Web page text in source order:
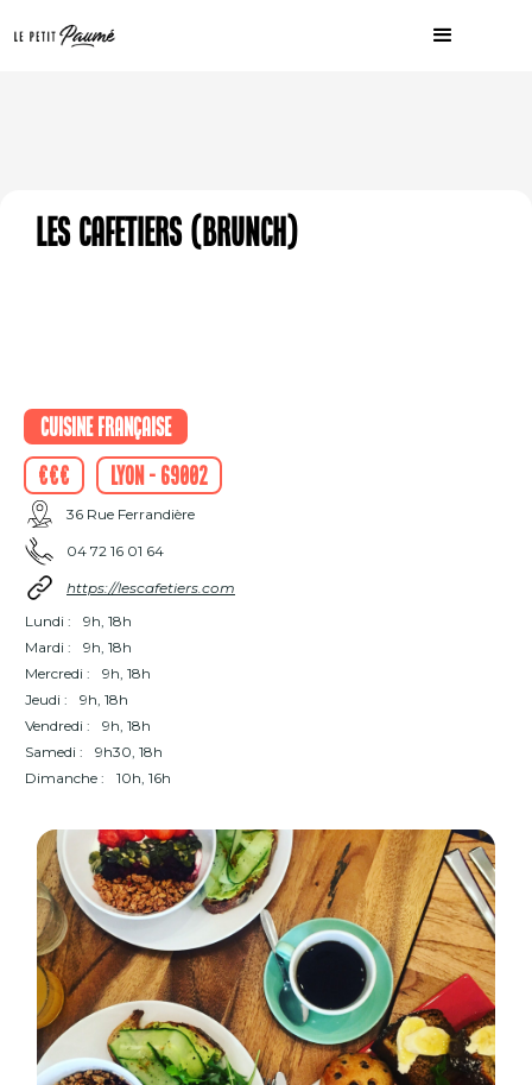
Les cafetiers (Brunch)
Cuisine française
€€€
Lyon - 69002
36 Rue Ferrandière
04 72 16 01 64
https://lescafetiers.com
Lundi :
9h, 18h
Mardi :
9h, 18h
Mercredi :
9h, 18h
Jeudi :
9h, 18h
Vendredi :
9h, 18h
Samedi :
9h30, 18h
Dimanche :
10h, 16h